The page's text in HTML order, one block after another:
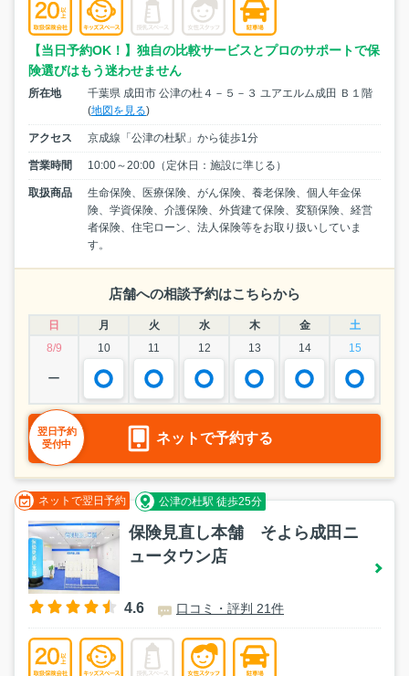
【当日予約OK！】独自の比較サービスとプロのサポートで保
険選びはもう迷わせません
所在地
千葉県 成田市 公津の杜４－５－３ ユアエルム成田 Ｂ１階
(地図を見る)
アクセス 京成線「公津の杜駅」から徒歩1分
営業時間 10:00～20:00（定休日：施設に準じる）
取扱商品
生命保険、医療保険、がん保険、養老保険、個人年金保
険、学資保険、介護保険、外貨建て保険、変額保険、経営
者保険、住宅ローン、法人保険等をお取り扱いしていま
す。
店舗への相談予約はこちらから
日 月 火 水 木 金
土
8/9
10 11 12 13 14 15
ー
ネットで予約する
翌日予約
受付中
ネットで翌日予約 公津の杜駅 徒歩25分
保険見直し本舗 そよら成田ニ
ュータウン店
4.6 口コミ・評判 21件